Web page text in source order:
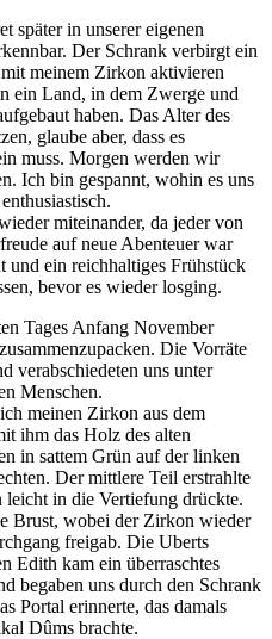
später in unserer eigenen
Der Schrank verbirgt ein
meinem Zirkon aktivieren
ein Land, in dem Zwerge und
haben. Das Alter des
glaube aber, dass es
muss. Morgen werden wir
Ich bin gespannt, wohin es uns
miteinander, da jeder von
auf neue Abenteuer war
und ein reichhaltiges Frühstück
bevor es wieder losging.
Tages Anfang November
Die Vorräte
verabschiedeten uns unter
Menschen.
meinen Zirkon aus dem
ihm das Holz des alten
in sattem Grün auf der linken
Der mittlere Teil erstrahlte
in die Vertiefung drückte.
Brust, wobei der Zirkon wieder
freigab. Die Uberts
Edith kam ein überraschtes
begaben uns durch den Schrank
Portal erinnerte, das damals
Dûms brachte.